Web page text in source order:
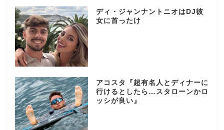
ディ・ジャンナントニオはDJ彼
女に首ったけ
アコスタ『超有名人とディナーに
行けるとしたら…スタローンかロ
ッシが良い』